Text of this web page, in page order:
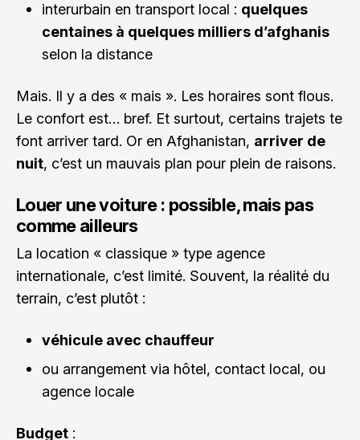
interurbain en transport local : quelques
centaines à quelques milliers d’afghanis
selon la distance
Mais. Il y a des « mais ». Les horaires sont flous.
Le confort est… bref. Et surtout, certains trajets te
font arriver tard. Or en Afghanistan, arriver de
nuit, c’est un mauvais plan pour plein de raisons.
Louer une voiture : possible, mais pas
comme ailleurs
La location « classique » type agence
internationale, c’est limité. Souvent, la réalité du
terrain, c’est plutôt :
véhicule avec chauffeur
ou arrangement via hôtel, contact local, ou
agence locale
Budget :